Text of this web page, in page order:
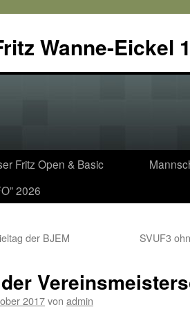
Wanne-Eickel
Fritz Open & Basic
2026
der BJEM SVUF3
2017von admin